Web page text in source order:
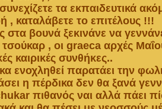
τα εκπαιδευτικά
, καταλάβετε το επιτέλους !!!
στα βουνά ξεκινάνε να
τσούκαρ , οι graeca αρχές
καιρικές συνθήκες..
ενοχληθεί παρατάει την
η πέρδικα δεν θα ξανά
πιθανός ναι αλλά πάει